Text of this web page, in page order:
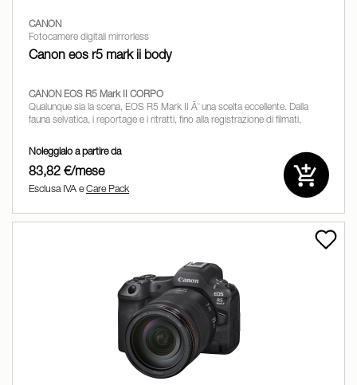
CANON
Fotocamere digitali mirrorless
Canon eos r5 mark ii body
CANON EOS R5 Mark II CORPO
Qualunque sia la scena, EOS R5 Mark II Ã¨ una scelta eccellente. Dalla
fauna selvatica, i reportage e i ritratti, fino alla registrazione di filmati,
Noleggialo a partire da
83,82 €/mese
Esclusa IVA eCare Pack